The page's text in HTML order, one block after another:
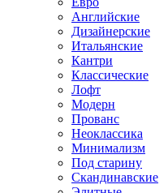
Английские
Дизайнерские
Итальянские
Кантри
Классические
Лофт
Модерн
Прованс
Неоклассика
Минимализм
Под старину
Скандинавские